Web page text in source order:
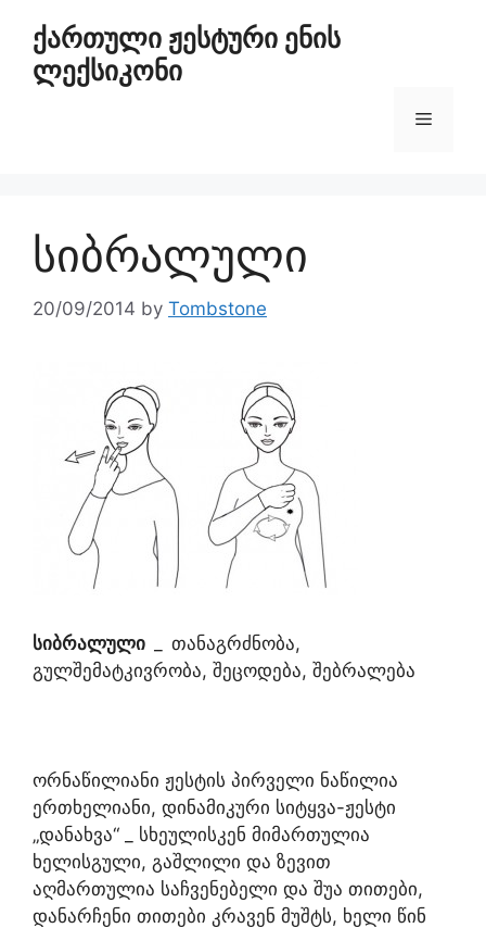
ქართული ჟესტური ენის
ლექსიკონი
სიბრალული
20/09/2014 by Tombstone
სიბრალული
თანაგრძნობა,
გულშემატკივრობა, შეცოდება, შებრალება
ორნაწილიანი ჟესტის პირველი ნაწილია
ერთხელიანი, დინამიკური სიტყვა-ჟესტი
„დანახვა“ _ სხეულისკენ მიმართულია
ხელისგული, გაშლილი და ზევით
აღმართულია საჩვენებელი და შუა თითები,
დანარჩენი თითები კრავენ მუშტს, ხელი წინ